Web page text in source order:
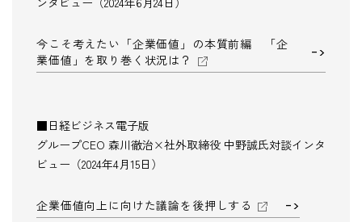
今こそ考えたい「企業価値」の本質前編 「企
業価値」を取り巻く状況は？
■日経ビジネス電子版
グループCEO 森川徹治×社外取締役 中野誠氏対談インタ
ビュー（2024年4月15日）
企業価値向上に向けた議論を後押しする